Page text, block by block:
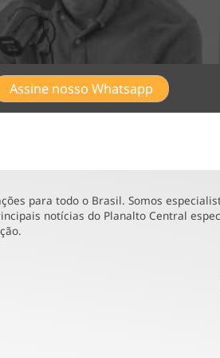
Assine nosso Whatsapp
para todo o Brasil. Somos
notícias do Planalto Central